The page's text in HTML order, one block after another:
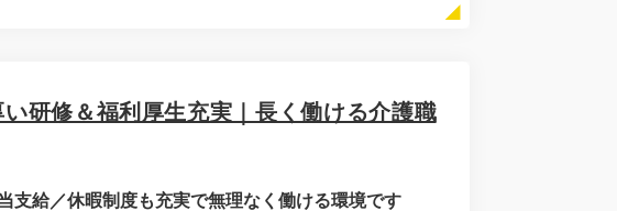
研修＆福利厚生充実｜長く働ける介護職
支給／休暇制度も充実で無理なく働ける環境です